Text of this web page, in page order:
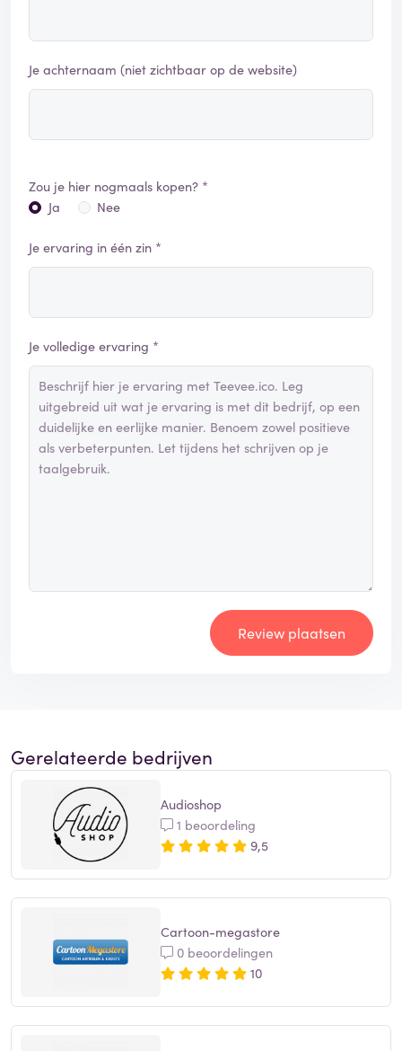
Je achternaam (niet zichtbaar op de website)
Zou je hier nogmaals kopen? *
Ja
Nee
Je ervaring in één zin *
Je volledige ervaring *
Review plaatsen
Gerelateerde bedrijven
Audioshop
1 beoordeling
9,5
Cartoon-megastore
0 beoordelingen
10